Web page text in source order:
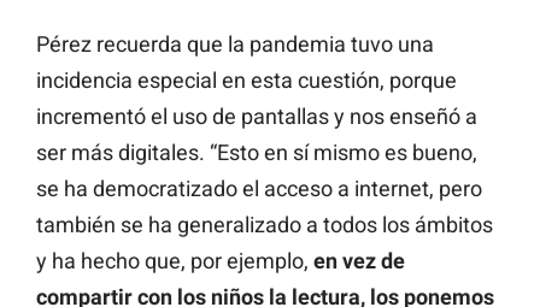
Pérez recuerda que la pandemia tuvo una
incidencia especial en esta cuestión, porque
incrementó el uso de pantallas y nos enseñó a
ser más digitales. “Esto en sí mismo es bueno,
se ha democratizado el acceso a internet, pero
también se ha generalizado a todos los ámbitos
y ha hecho que, por ejemplo, en vez de
compartir con los niños la lectura, los ponemos